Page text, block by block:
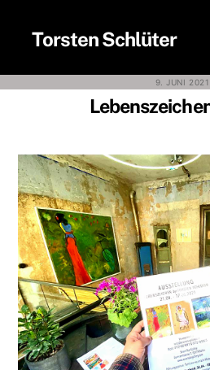
contentTorsten Schlüter
9. JUNI 2021